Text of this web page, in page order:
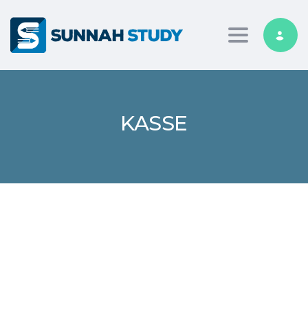
Toggle
KASSE